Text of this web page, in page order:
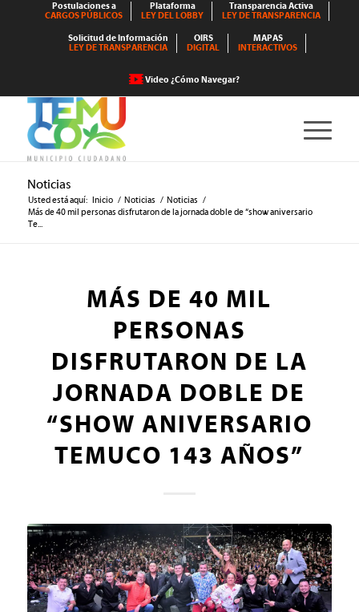
Postulaciones a
CARGOS PÚBLICOS
Plataforma
LEY DEL LOBBY
Transparencia Activa
LEY DE TRANSPARENCIA
Solicitud de Información
LEY DE TRANSPARENCIA
OIRS
DIGITAL
MAPAS
INTERACTIVOS
Video ¿Cómo Navegar?
Noticias
Usted está aquí: Inicio / Noticias / Noticias /
Más de 40 mil personas disfrutaron de la jornada doble de “show aniversario
Te...
MÁS DE 40 MIL
PERSONAS
DISFRUTARON DE LA
JORNADA DOBLE DE
“SHOW ANIVERSARIO
TEMUCO 143 AÑOS”